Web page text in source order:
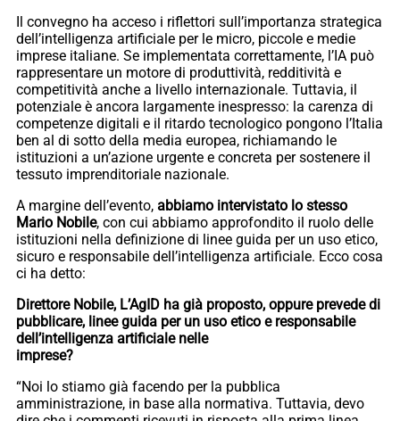
Il convegno ha acceso i riflettori sull’importanza strategica
dell’intelligenza artificiale per le micro, piccole e medie
imprese italiane. Se implementata correttamente, l’IA può
rappresentare un motore di produttività, redditività e
competitività anche a livello internazionale. Tuttavia, il
potenziale è ancora largamente inespresso: la carenza di
competenze digitali e il ritardo tecnologico pongono l’Italia
ben al di sotto della media europea, richiamando le
istituzioni a un’azione urgente e concreta per sostenere il
tessuto imprenditoriale nazionale.
A margine dell’evento, abbiamo intervistato lo stesso
Mario Nobile, con cui abbiamo approfondito il ruolo delle
istituzioni nella definizione di linee guida per un uso etico,
sicuro e responsabile dell’intelligenza artificiale. Ecco cosa
ci ha detto:
Direttore Nobile, L’AgID ha già proposto, oppure prevede di
pubblicare, linee guida per un uso etico e responsabile
dell’intelligenza artificiale nelle
imprese?
“Noi lo stiamo già facendo per la pubblica
amministrazione, in base alla normativa. Tuttavia, devo